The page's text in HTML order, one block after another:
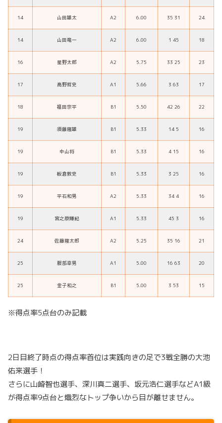
14 山田雄太 A2 6.00 35 31 24
14 山田竜一 A2 6.00 1 45 18
16 星野太郎 A2 5.75 33 25 23
17 高野哲史 A1 5.66 3 63 17
18 福田宗平 B1 5.50 42 26 22
19 須藤隆雄 B1 5.33 14 5 16
19 中山将 B1 5.33 4 15 16
19 板倉敦史 B1 5.33 3 25 16
19 平石和男 A2 5.33 34 4 16
19 宮之原輝紀 A1 5.33 45 3 16
24 佐藤隆太郎 A2 5.25 35 16 21
25 服部幸男 A1 5.00 16 63 20
25 金子和之 B1 5.00 3 53 15
※得点率5点台のみ記載
2日目終了時点の得点率首位は実践向きの足で3戦全勝の大池
佑来選手！
さらに山崎智也選手、深川真二選手、坂元浩仁選手などA1級
が得点率9点台と熾烈なトップ争いから目が離せません。